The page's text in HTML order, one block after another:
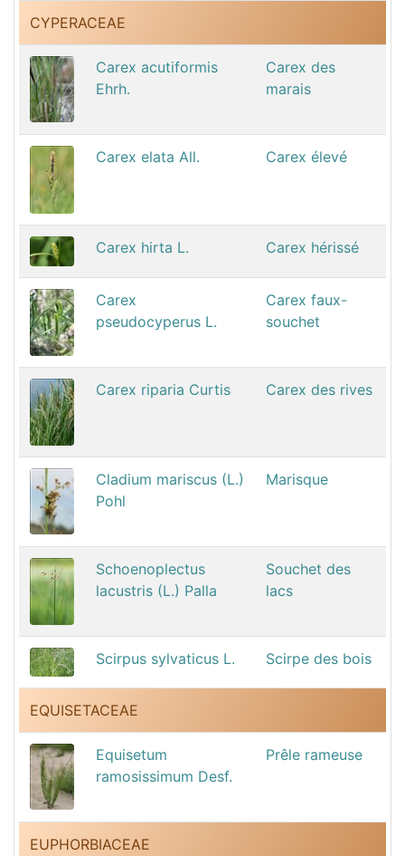
CYPERACEAE
Carex acutiformis
Ehrh.
Carex des
marais
Carex elata All. Carex élevé
Carex hirta L. Carex hérissé
Carex
pseudocyperus L.
Carex faux-
souchet
Carex riparia Curtis Carex des rives
Cladium mariscus (L.)
Pohl
Marisque
Schoenoplectus
lacustris (L.) Palla
Souchet des
lacs
Scirpus sylvaticus L. Scirpe des bois
EQUISETACEAE
Equisetum
ramosissimum Desf.
Prêle rameuse
EUPHORBIACEAE